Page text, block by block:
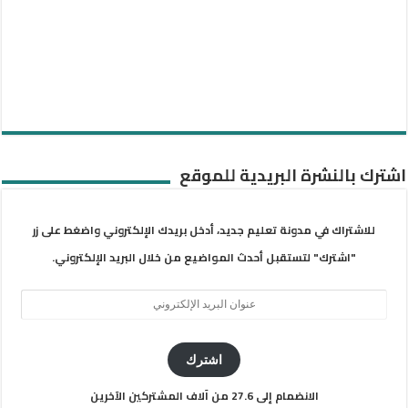
اشترك بالنشرة البريدية للموقع
للاشتراك في مدونة تعليم جديد، أدخل بريدك الإلكتروني واضغط على زر
"اشترك" لتستقبل أحدث المواضيع من خلال البريد الإلكتروني.
اشترك
الانضمام إلى 27.6 من آلاف المشتركين الآخرين